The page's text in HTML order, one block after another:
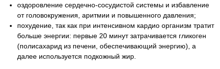
оздоровление сердечно-сосудистой системы и избавление
от головокружения, аритмии и повышенного давления;
похудение, так как при интенсивном кардио организм тратит
больше энергии: первые 20 минут затрачивается гликоген
(полисахарид из печени, обеспечивающий энергию), а
далее используется подкожный жир.